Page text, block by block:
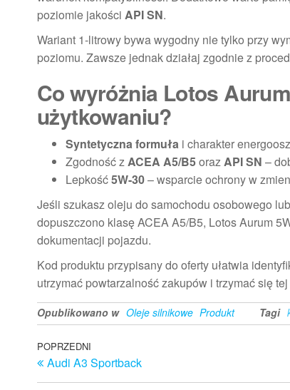
poziomie jakości API SN.
Wariant 1-litrowy bywa wygodny nie tylko przy
poziomu. Zawsze jednak działaj zgodnie z
Co wyróżnia Lotos
użytkowaniu?
Syntetyczna formuła i charakter
Zgodność zACEA A5/B5orazAPI SN –
Lepkość5W-30– wsparcie ochrony w
Jeśli szukasz oleju do samochodu osobowego
dopuszczono klasę ACEA A5/B5, Lotos Aurum
dokumentacji pojazdu.
Kod produktu przypisany do oferty ułatwia
utrzymać powtarzalność zakupów i trzymać się
Opublikowano w Oleje silnikowe Produkt Tagi
Nawigacja
wpisu
Poprzedni
wpis
POPRZEDNI
Audi A3 Sportback